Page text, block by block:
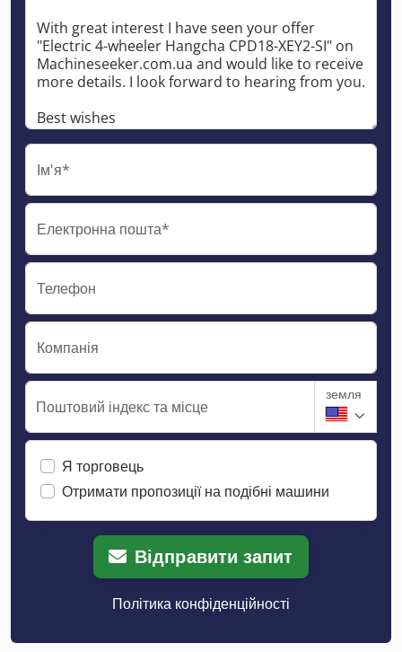
Ім'я*
Електронна пошта*
Телефон
Компанія
Поштовий індекс та місце
земля
Я торговець
Отримати пропозиції на подібні машини
Відправити запит
Політика конфіденційності